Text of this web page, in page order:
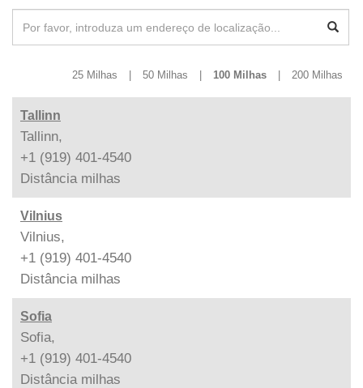
25 Milhas 50 Milhas 100 Milhas 200 Milhas
Tallinn
Tallinn,
+1 (919) 401-4540
Distância milhas
Vilnius
Vilnius,
+1 (919) 401-4540
Distância milhas
Sofia
Sofia,
+1 (919) 401-4540
Distância milhas